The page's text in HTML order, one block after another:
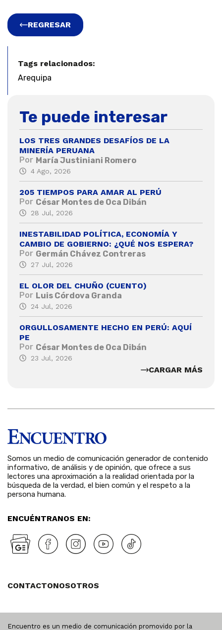
REGRESAR
Tags relacionados:
Arequipa
Te puede interesar
LOS TRES GRANDES DESAFÍOS DE LA
MINERÍA PERUANA
Por María Justiniani Romero
4 Ago, 2026
205 TIEMPOS PARA AMAR AL PERÚ
Por César Montes de Oca Dibán
28 Jul, 2026
INESTABILIDAD POLÍTICA, ECONOMÍA Y
CAMBIO DE GOBIERNO: ¿QUÉ NOS ESPERA?
Por Germán Chávez Contreras
27 Jul, 2026
EL OLOR DEL CHUÑO (CUENTO)
Por Luis Córdova Granda
24 Jul, 2026
ORGULLOSAMENTE HECHO EN PERÚ: AQUÍ
PE
Por César Montes de Oca Dibán
23 Jul, 2026
CARGAR MÁS
Somos un medio de comunicación generador de contenido
informativo, de análisis y de opinión, que ofrece a sus
lectores una aproximación a la realidad orientada por la
búsqueda de la verdad, el bien común y el respeto a la
persona humana.
ENCUÉNTRANOS EN:
CONTACTONOSOTROS
Encuentro es un medio de comunicación promovido por la